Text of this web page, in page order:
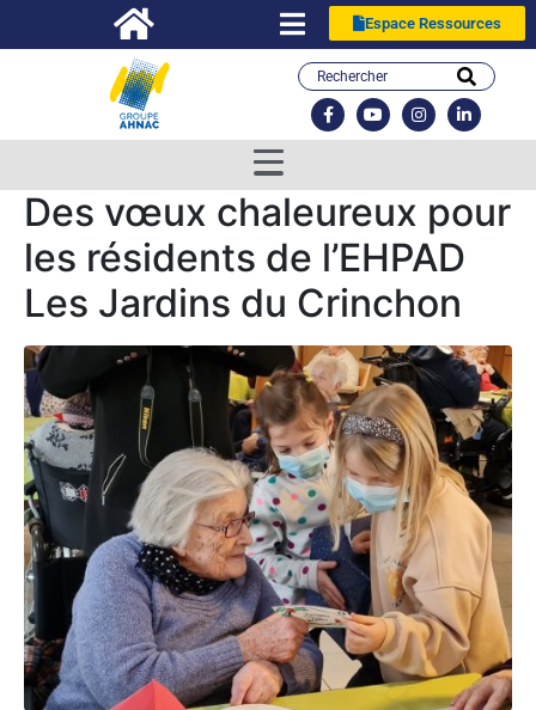
Espace Ressources
Des vœux chaleureux pour
les résidents de l’EHPAD
Les Jardins du Crinchon